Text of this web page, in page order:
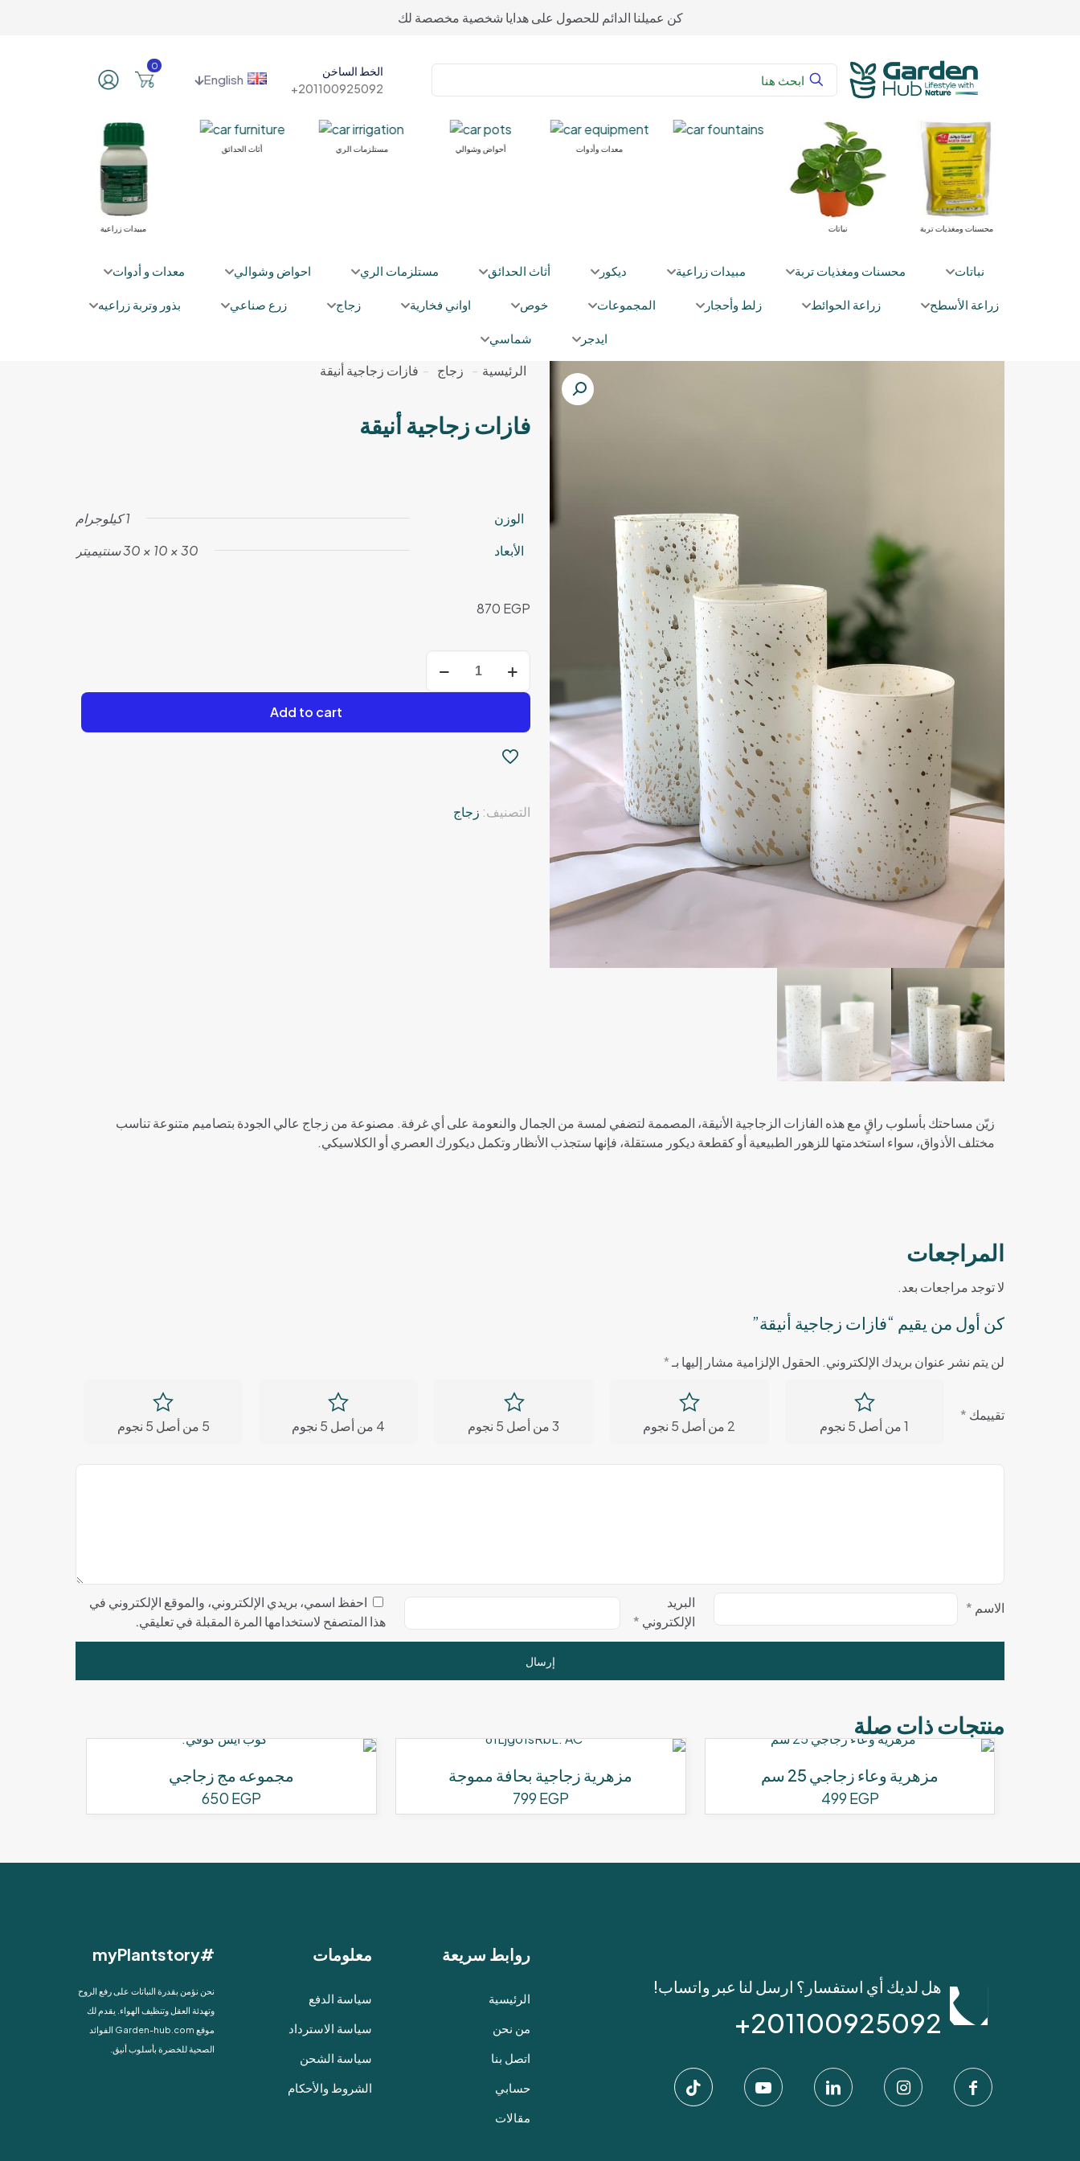
كن عميلنا الدائم للحصول على هدايا شخصية مخصصة لك
الخط الساخن
201100925092+
English
0
مبيدات زراعية
أثاث الحدائق مستلزمات الري أحواض وشوالي معدات وأدوات
نباتات محسنات ومغذيات تربة
نباتات محسنات ومغذيات تربة مبيدات زراعية ديكور أثاث الحدائق مستلزمات الري احواض وشوالي معدات و أدوات
زراعة الأسطح زراعة الحوائط زلط وأحجار المجموعات خوص اواني فخارية زجاج زرع صناعي بذور وتربة زراعيه
ايدجر شماسي
الرئيسية - زجاج - فازات زجاجية أنيقة
فازات زجاجية أنيقة
الوزن
1 كيلوجرام
الأبعاد
30 × 10 × 30 سنتيميتر
870 EGP
فازات
زجاجية
Add to cart
التصنيف: زجاج
زيّن مساحتك بأسلوب راقٍ مع هذه الفازات الزجاجية الأنيقة، المصممة لتضفي لمسة من الجمال والنعومة على أي غرفة. مصنوعة من زجاج عالي الجودة بتصاميم متنوعة تناسب
مختلف الأذواق، سواء استخدمتها للزهور الطبيعية أو كقطعة ديكور مستقلة، فإنها ستجذب الأنظار وتكمل ديكورك العصري أو الكلاسيكي.
المراجعات
لا توجد مراجعات بعد.
كن أول من يقيم “فازات زجاجية أنيقة”
لن يتم نشر عنوان بريدك الإلكتروني. الحقول الإلزامية مشار إليها بـ*
تقييمك *
1 من أصل 5 نجوم 2 من أصل 5 نجوم 3 من أصل 5 نجوم 4 من أصل 5 نجوم 5 من أصل 5 نجوم
الاسم *
البريد
الإلكتروني *
احفظ اسمي، بريدي الإلكتروني، والموقع الإلكتروني في
هذا المتصفح لاستخدامها المرة المقبلة في تعليقي.
منتجات ذات صلة
مزهرية وعاء زجاجي 25 سم
499 EGP
مزهرية زجاجية بحافة مموجة
799 EGP
مجموعه مج زجاجي
650 EGP
هل لديك أي استفسار؟ ارسل لنا عبر واتساب!
201100925092+
روابط سريعة
الرئيسية
من نحن
اتصل بنا
حسابي
مقالات
معلومات
سياسة الدفع
سياسة الاسترداد
سياسة الشحن
الشروط والأحكام
#myPlantstory
نحن نؤمن بقدرة النباتات على رفع الروح
وتهدئة العقل وتنظيف الهواء. يقدم لك
موقع Garden-hub.com الفوائد
الصحية للخضرة بأسلوب أنيق.